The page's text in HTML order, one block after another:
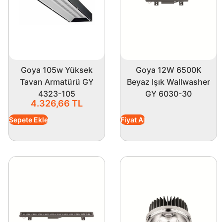
Goya 105w Yüksek
Tavan Armatürü GY
4323-105
4.326,66 TL
Sepete Ekle
Goya 12W 6500K
Beyaz Işık Wallwasher
GY 6030-30
Fiyat Al